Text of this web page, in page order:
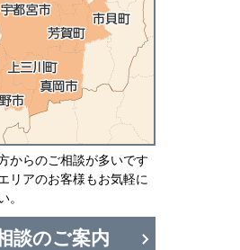
からのご相談が多いです
リアのお客様もお気軽に
。
談のご案内